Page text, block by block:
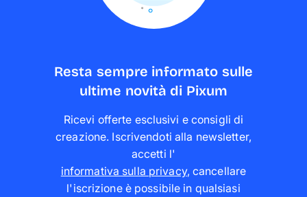
Resta sempre informato sulle
ultime novità di Pixum
Ricevi offerte esclusivi e consigli di
creazione. Iscrivendoti alla newsletter,
accetti l'
informativa sulla privacy,cancellare
l'iscrizione è possibile in qualsiasi